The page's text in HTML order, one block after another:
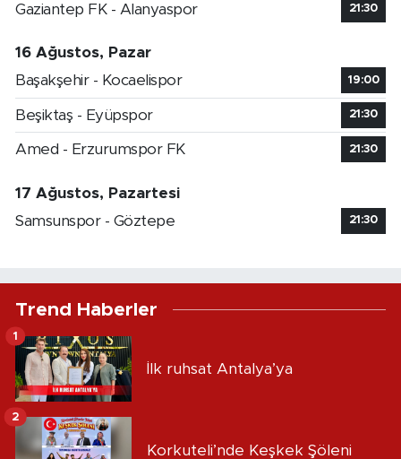
Gaziantep FK - Alanyaspor 21:30
16 Ağustos, Pazar
Başakşehir - Kocaelispor
19:00
Beşiktaş - Eyüpspor 21:30
Amed - Erzurumspor FK 21:30
17 Ağustos, Pazartesi
Samsunspor - Göztepe
21:30
Trend Haberler
İlk ruhsat Antalya’ya
1
Korkuteli’nde Keşkek Şöleni
2